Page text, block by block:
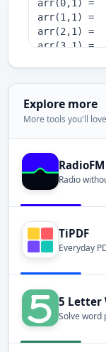
Explore more
More tools you'll love
Radio
TiPDF
Everyday
5 Letter
Solve word